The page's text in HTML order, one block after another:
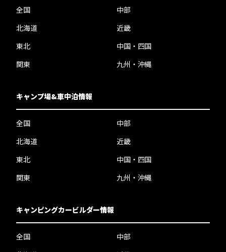
全国
北海道
東北
関東
中部
近畿
中国・四国
九州・沖縄
キャンプ場&車中泊情報
全国
北海道
東北
関東
中部
近畿
中国・四国
九州・沖縄
キャンピングカービルダー情報
全国
中部